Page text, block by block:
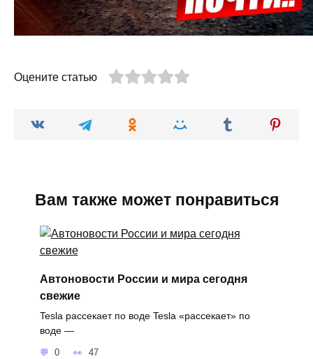
Оцените статью
Вам также может понравиться
Автоновости России и мира сегодня
свежие
Tesla рассекает по воде Tesla «рассекает» по
воде —
0 47